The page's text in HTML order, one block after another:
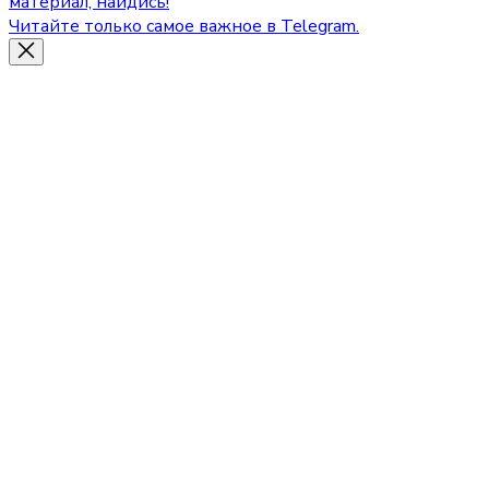
Читайте только самое важное в Telegram.